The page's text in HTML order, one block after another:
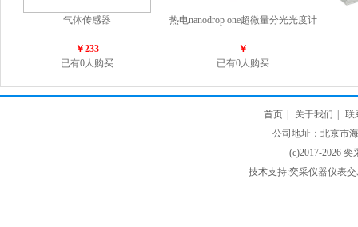
气体传感器
￥233
已有0人购买
热电nanodrop one超微量分光光度计
￥
已有0人购买
首页 关于我们
联
公司地址：北京市
(c)2017-2026
技术支持:奕采仪器仪表